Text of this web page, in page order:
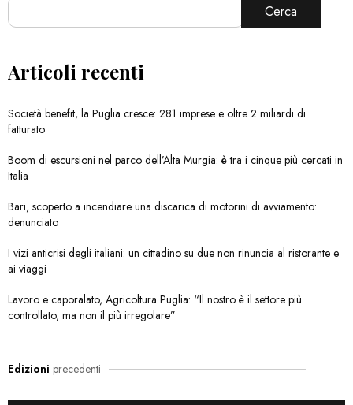
Cerca
Articoli recenti
Società benefit, la Puglia cresce: 281 imprese e oltre 2 miliardi di
fatturato
Boom di escursioni nel parco dell’Alta Murgia: è tra i cinque più cercati in
Italia
Bari, scoperto a incendiare una discarica di motorini di avviamento:
denunciato
I vizi anticrisi degli italiani: un cittadino su due non rinuncia al ristorante e
ai viaggi
Lavoro e caporalato, Agricoltura Puglia: “Il nostro è il settore più
controllato, ma non il più irregolare”
Edizioni precedenti